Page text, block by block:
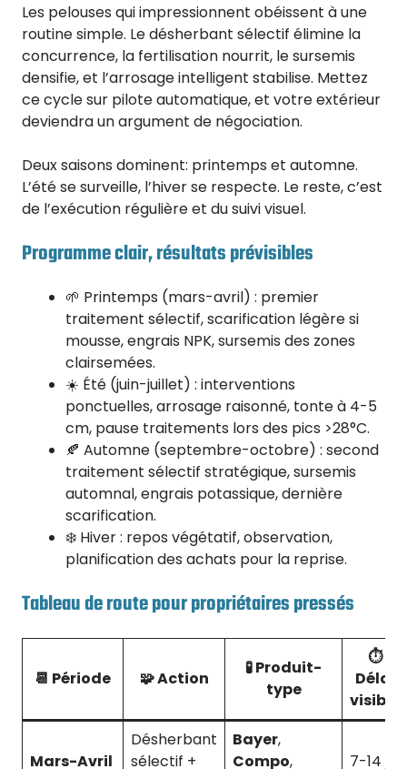
Les pelouses qui impressionnent obéissent à une
routine simple. Le désherbant sélectif élimine la
concurrence, la fertilisation nourrit, le sursemis
densifie, et l’arrosage intelligent stabilise. Mettez
ce cycle sur pilote automatique, et votre extérieur
deviendra un argument de négociation.
Deux saisons dominent: printemps et automne.
L’été se surveille, l’hiver se respecte. Le reste, c’est
de l’exécution régulière et du suivi visuel.
Programme clair, résultats prévisibles
🌱 Printemps (mars-avril) : premier
traitement sélectif, scarification légère si
mousse, engrais NPK, sursemis des zones
clairsemées.
☀️ Été (juin-juillet) : interventions
ponctuelles, arrosage raisonné, tonte à 4-5
cm, pause traitements lors des pics >28°C.
🍂 Automne (septembre-octobre) : second
traitement sélectif stratégique, sursemis
automnal, engrais potassique, dernière
scarification.
❄️ Hiver : repos végétatif, observation,
planification des achats pour la reprise.
Tableau de route pour propriétaires pressés
📆 Période 🧩 Action
🧪 Produit-
type
⏱️
Délai
visible
Mars-Avril
Désherbant
sélectif +
Bayer,
Compo,
7-14 j